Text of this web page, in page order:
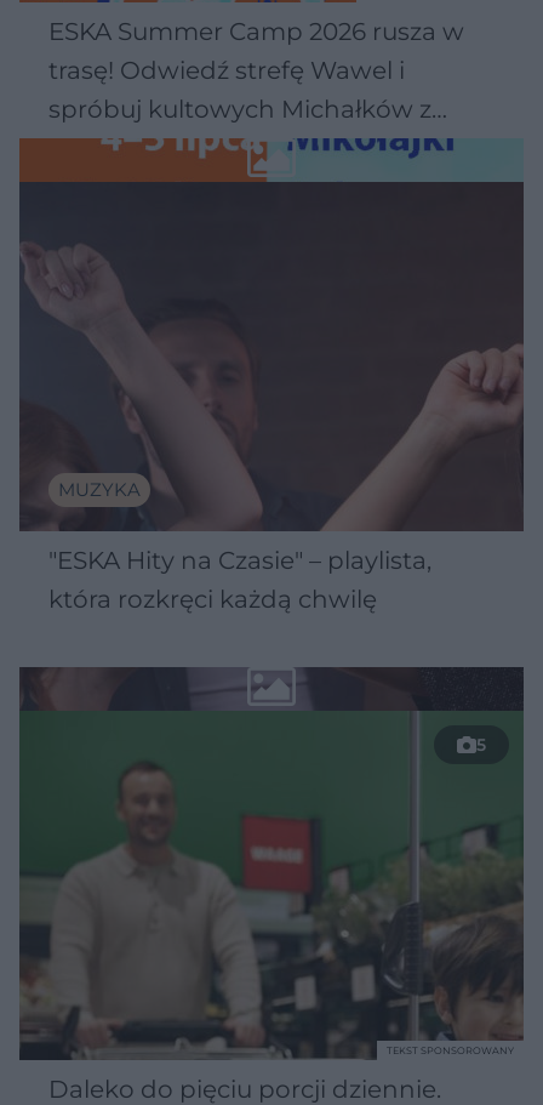
ESKA Summer Camp 2026 rusza w
trasę! Odwiedź strefę Wawel i
spróbuj kultowych Michałków z
Wawelu
MUZYKA
"ESKA Hity na Czasie" – playlista,
która rozkręci każdą chwilę
5
Daleko do pięciu porcji dziennie.
TEKST SPONSOROWANY